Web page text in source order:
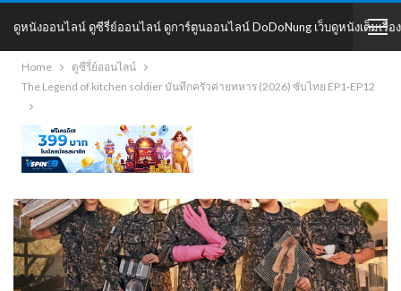
ดูหนังออนไลน์ ดูซีรี่ย์ออนไลน์ ดูการ์ตูนออนไลน์ DoDoNung เว็บดูหนังเต็มเรื่อง
DoDoNung
Home
ดูซีรี่ย์ออนไลน์
The Legend of kitchen soldier บันทึกครัวค่ายทหาร (2026) ซับไทย EP1-EP12